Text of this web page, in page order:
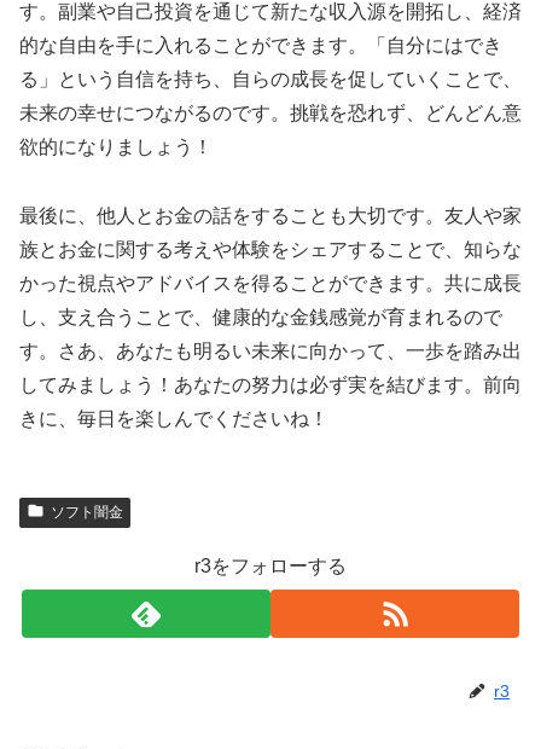
す。副業や自己投資を通じて新たな収入源を開拓し、経済
的な自由を手に入れることができます。「自分にはでき
る」という自信を持ち、自らの成長を促していくことで、
未来の幸せにつながるのです。挑戦を恐れず、どんどん意
欲的になりましょう！
最後に、他人とお金の話をすることも大切です。友人や家
族とお金に関する考えや体験をシェアすることで、知らな
かった視点やアドバイスを得ることができます。共に成長
し、支え合うことで、健康的な金銭感覚が育まれるので
す。さあ、あなたも明るい未来に向かって、一歩を踏み出
してみましょう！あなたの努力は必ず実を結びます。前向
きに、毎日を楽しんでくださいね！
ソフト闇金
r3をフォローする
r3